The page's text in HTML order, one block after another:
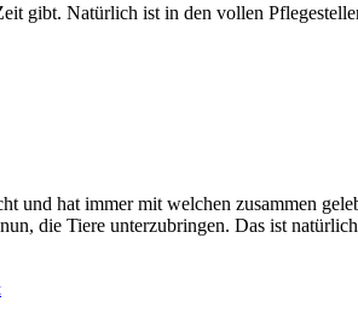
gibt. Natürlich ist in den vollen
und hat immer mit welchen zusammen
die Tiere unterzubringen. Das ist